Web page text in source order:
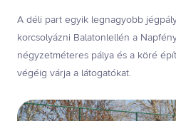
A déli part egyik legnagyobb
korcsolyázni Balatonlellén a
négyzetméteres pálya és a köré
végéig várja a látogatókat.